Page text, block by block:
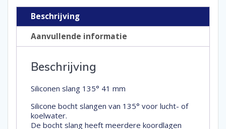
Beschrijving
Aanvullende informatie
Beschrijving
Siliconen slang 135° 41 mm
Silicone bocht slangen van 135° voor lucht- of
koelwater.
De bocht slang heeft meerdere koordlagen